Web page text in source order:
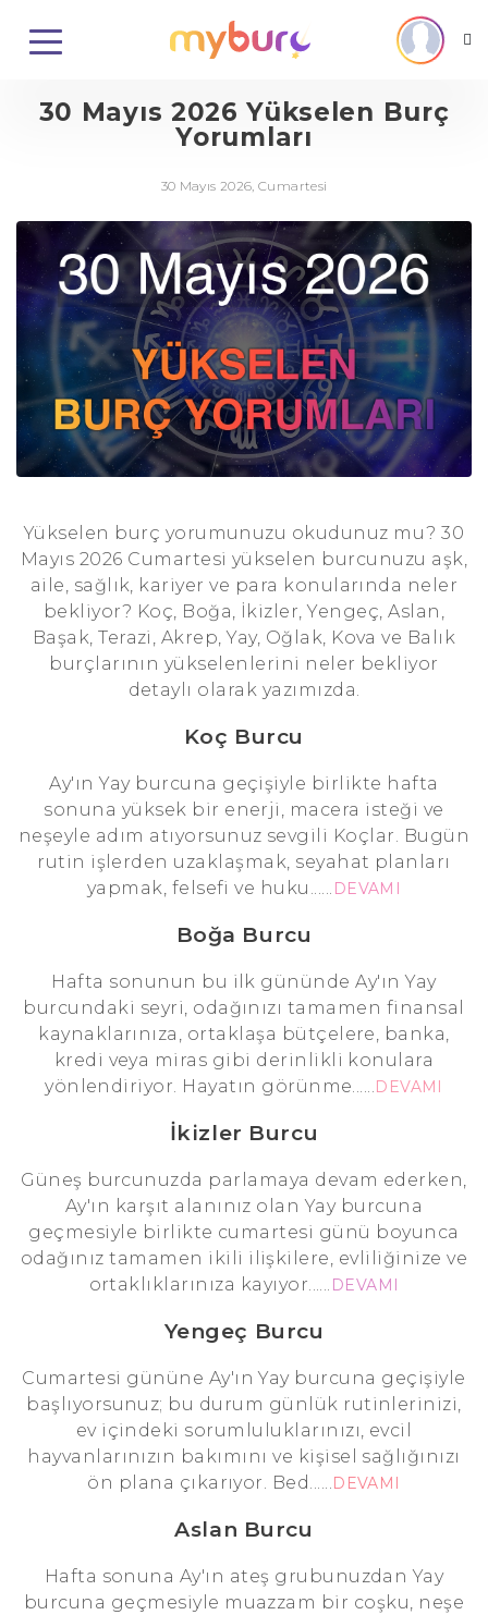
30 Mayıs 2026 Yükselen Burç
Yorumları
30 Mayıs 2026, Cumartesi
Yükselen burç yorumunuzu okudunuz mu? 30
Mayıs 2026 Cumartesi yükselen burcunuzu aşk,
aile, sağlık, kariyer ve para konularında neler
bekliyor? Koç, Boğa, İkizler, Yengeç, Aslan,
Başak, Terazi, Akrep, Yay, Oğlak, Kova ve Balık
burçlarının yükselenlerini neler bekliyor
detaylı olarak yazımızda.
Koç Burcu
Ay'ın Yay burcuna geçişiyle birlikte hafta
sonuna yüksek bir enerji, macera isteği ve
neşeyle adım atıyorsunuz sevgili Koçlar. Bugün
rutin işlerden uzaklaşmak, seyahat planları
yapmak, felsefi ve huku...... DEVAMI
Boğa Burcu
Hafta sonunun bu ilk gününde Ay'ın Yay
burcundaki seyri, odağınızı tamamen finansal
kaynaklarınıza, ortaklaşa bütçelere, banka,
kredi veya miras gibi derinlikli konulara
yönlendiriyor. Hayatın görünme......DEVAMI
İkizler Burcu
Güneş burcunuzda parlamaya devam ederken,
Ay'ın karşıt alanınız olan Yay burcuna
geçmesiyle birlikte cumartesi günü boyunca
odağınız tamamen ikili ilişkilere, evliliğinize ve
ortaklıklarınıza kayıyor...... DEVAMI
Yengeç Burcu
Cumartesi gününe Ay'ın Yay burcuna geçişiyle
başlıyorsunuz; bu durum günlük rutinlerinizi,
ev içindeki sorumluluklarınızı, evcil
hayvanlarınızın bakımını ve kişisel sağlığınızı
ön plana çıkarıyor. Bed......DEVAMI
Aslan Burcu
Hafta sonuna Ay'ın ateş grubunuzdan Yay
burcuna geçmesiyle muazzam bir coşku, neşe